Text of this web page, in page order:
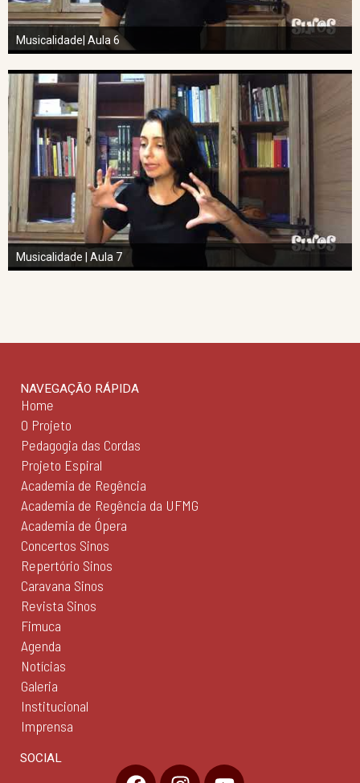
Musicalidade| Aula 6
Musicalidade | Aula 7
NAVEGAÇÃO RÁPIDA
Home
O Projeto
Pedagogia das Cordas
Projeto Espiral
Academia de Regência
Academia de Regência da UFMG
Academia de Ópera
Concertos Sinos
Repertório Sinos
Caravana Sinos
Revista Sinos
Fimuca
Agenda
Notícias
Galeria
Institucional
Imprensa
SOCIAL